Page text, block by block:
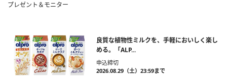
プレゼント＆モニター
良質な植物性ミルクを、手軽においしく楽し
める。「ALP...
申込締切
2026.08.29（土）23:59まで